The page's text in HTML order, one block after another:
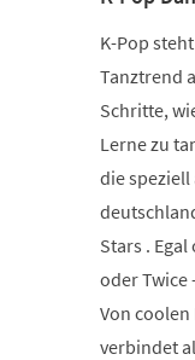
K-Pop
Tanztrend
Schritte,
Lerne zu
die
Stars .
oder Twice
Von
verbindet